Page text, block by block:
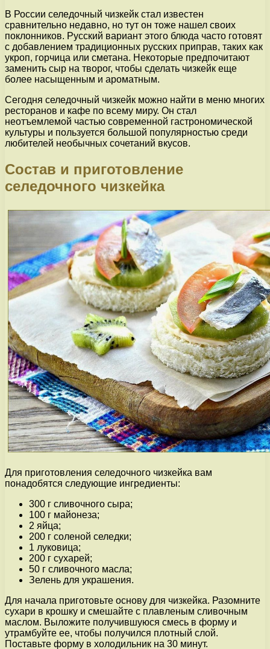
В России селедочный чизкейк стал известен
сравнительно недавно, но тут он тоже нашел своих
поклонников. Русский вариант этого блюда часто готовят
с добавлением традиционных русских приправ, таких как
укроп, горчица или сметана. Некоторые предпочитают
заменить сыр на творог, чтобы сделать чизкейк еще
более насыщенным и ароматным.
Сегодня селедочный чизкейк можно найти в меню многих
ресторанов и кафе по всему миру. Он стал
неотъемлемой частью современной гастрономической
культуры и пользуется большой популярностью среди
любителей необычных сочетаний вкусов.
Состав и приготовление
селедочного чизкейка
Для приготовления селедочного чизкейка вам
понадобятся следующие ингредиенты:
300 г сливочного сыра;
100 г майонеза;
2 яйца;
200 г соленой селедки;
1 луковица;
200 г сухарей;
50 г сливочного масла;
Зелень для украшения.
Для начала приготовьте основу для чизкейка. Разомните
сухари в крошку и смешайте с плавленым сливочным
маслом. Выложите получившуюся смесь в форму и
утрамбуйте ее, чтобы получился плотный слой.
Поставьте форму в холодильник на 30 минут.